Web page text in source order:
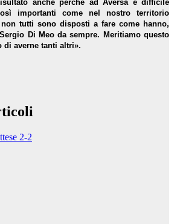
anche perché ad Aversa è difficile
importanti come nel nostro territorio
tutti sono disposti a fare come hanno,
Di Meo da sempre. Meritiamo questo
di averne tanti altri».
2-2